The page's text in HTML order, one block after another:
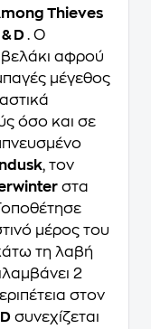
Thieves
& D. Ο
βελάκι αφρού
μέγεθος
όσο και σε
, τον
στα
μέρος του
τη λαβή
2
στον
συνεχίζεται